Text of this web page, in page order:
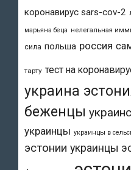
коронавирус sars-cov-2
марьяна беца нелегальная
сила польша россия
тарту тест на
украина
беженцы
украинцы украинцы в
эстонии украинцы